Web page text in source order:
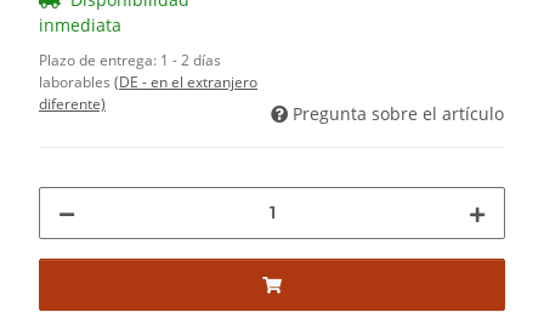
inmediata
Plazo de entrega: 1 - 2 días
laborables (DE - en el extranjero
diferente)
Pregunta sobre el artículo